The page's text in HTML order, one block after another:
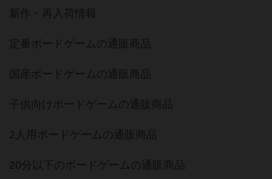
新作・再入荷情報
定番ボードゲームの通販商品
国産ボードゲームの通販商品
子供向けボードゲームの通販商品
2人用ボードゲームの通販商品
20分以下のボードゲームの通販商品